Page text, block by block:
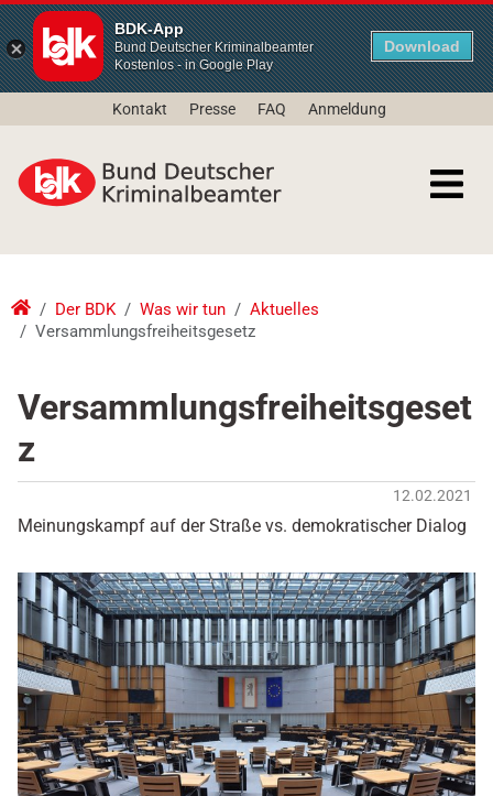
BDK-App
Bund Deutscher Kriminalbeamter
Kostenlos - in Google Play
Download
Kontakt Presse FAQ Anmeldung
Der BDK Was wir tun
Aktuelles
Versammlungsfreiheitsgesetz
Versammlungsfreiheitsgeset
z
12.02.2021
Meinungskampf auf der Straße vs. demokratischer Dialog